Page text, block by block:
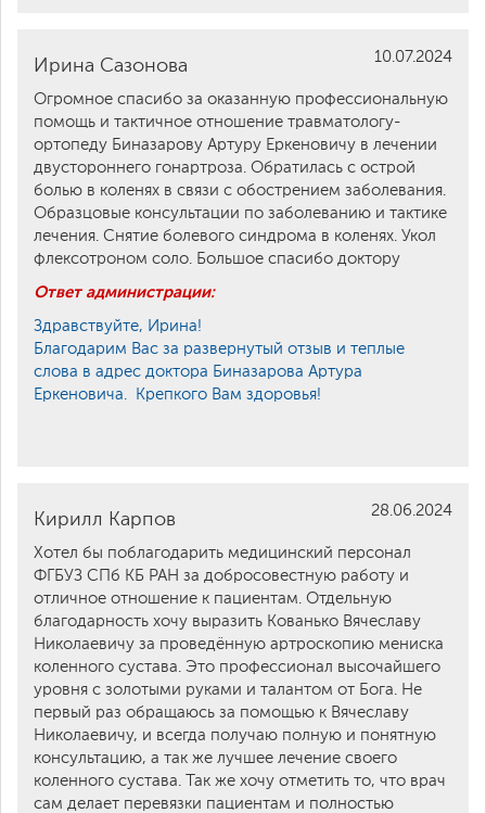
10.07.2024
Ирина Сазонова
Огромное спасибо за оказанную профессиональную
помощь и тактичное отношение травматологу-
ортопеду Биназарову Артуру Еркеновичу в лечении
двустороннего гонартроза. Обратилась с острой
болью в коленях в связи с обострением заболевания.
Образцовые консультации по заболеванию и тактике
лечения. Снятие болевого синдрома в коленях. Укол
флексотроном соло. Большое спасибо доктору
Ответ администрации:
Здравствуйте, Ирина!
Благодарим Вас за развернутый отзыв и теплые
слова в адрес доктора Биназарова Артура
Еркеновича. Крепкого Вам здоровья!
28.06.2024
Кирилл Карпов
Хотел бы поблагодарить медицинский персонал
ФГБУЗ СПб КБ РАН за добросовестную работу и
отличное отношение к пациентам. Отдельную
благодарность хочу выразить Кованько Вячеславу
Николаевичу за проведённую артроскопию мениска
коленного сустава. Это профессионал высочайшего
уровня с золотыми руками и талантом от Бога. Не
первый раз обращаюсь за помощью к Вячеславу
Николаевичу, и всегда получаю полную и понятную
консультацию, а так же лучшее лечение своего
коленного сустава. Так же хочу отметить то, что врач
сам делает перевязки пациентам и полностью